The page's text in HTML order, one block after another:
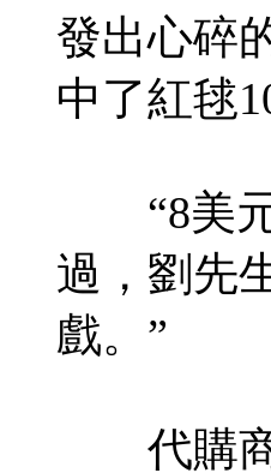
發出心碎
中了紅毬
“8美元
過，劉先
戲。”
代購商